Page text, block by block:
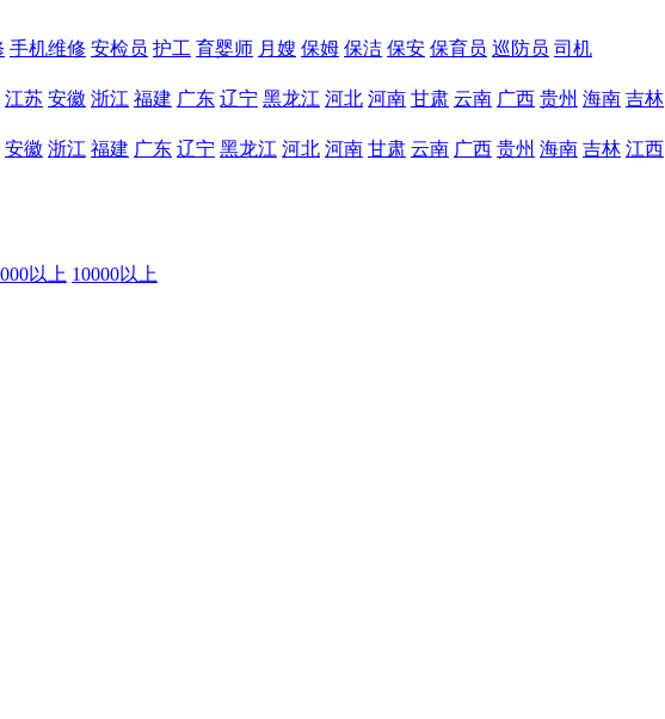
手机维修 安检员 护工 育婴师 月嫂 保姆 保洁 保安 保育员 巡防员 司机
江苏 安徽 浙江 福建 广东 辽宁 黑龙江 河北 河南 甘肃 云南 广西 贵州 海南 吉林
安徽 浙江 福建 广东 辽宁 黑龙江 河北 河南 甘肃 云南 广西 贵州 海南 吉林 江西
以上 10000以上